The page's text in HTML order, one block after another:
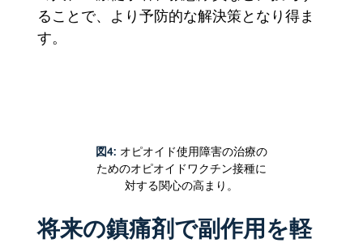
ることで、より予防的な解決策となり得ま
す。
図4: オピオイド使用障害の治療の
ためのオピオイドワクチン接種に
対する関心の高まり。
将来の鎮痛剤で副作用を軽